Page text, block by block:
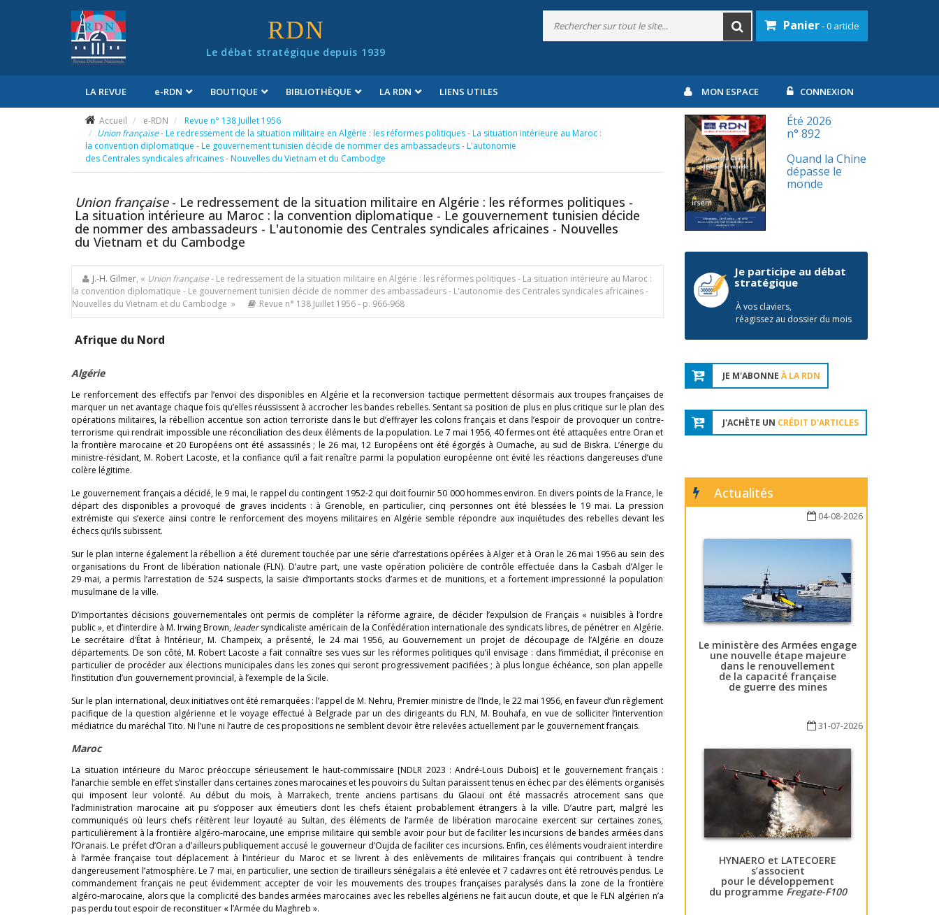
RDN
Le débat stratégique depuis 1939
Panier- 0 article
LA REVUE e-RDN BOUTIQUE BIBLIOTHÈQUE LA RDN LIENS UTILES MON ESPACE CONNEXION
Accueil e-RDN
Revue n° 138 Juillet 1956
Union française- Le redressement de la situation militaire en Algérie : les réformes politiques - La situation intérieure au Maroc :
la convention diplomatique - Le gouvernement tunisien décide de nommer des ambassadeurs - L'autonomie
des Centrales syndicales africaines - Nouvelles du Vietnam et du Cambodge
Union française- Le redressement de la situation militaire en Algérie : les réformes politiques -
La situation intérieure au Maroc : la convention diplomatique - Le gouvernement tunisien décide
de nommer des ambassadeurs - L'autonomie des Centrales syndicales africaines - Nouvelles
du Vietnam et du Cambodge
J.-H. Gilmer, « Union française- Le redressement de la situation militaire en Algérie : les réformes politiques - La situation intérieure au Maroc :
la convention diplomatique - Le gouvernement tunisien décide de nommer des ambassadeurs - L'autonomie des Centrales syndicales africaines -
Nouvelles du Vietnam et du Cambodge »
Revue n° 138 Juillet 1956- p. 966-968
Afrique du Nord
Algérie
Le renforcement des effectifs par l’envoi des disponibles en Algérie et la reconversion tactique permettent désormais aux troupes françaises de
marquer un net avantage chaque fois qu’elles réussissent à accrocher les bandes rebelles. Sentant sa position de plus en plus critique sur le plan des
opérations militaires, la rébellion accentue son action terroriste dans le but d’effrayer les colons français et dans l’espoir de provoquer un contre-
terrorisme qui rendrait impossible une réconciliation des deux éléments de la population. Le 7 mai 1956, 40 fermes ont été attaquées entre Oran et
la frontière marocaine et 20 Européens ont été assassinés ; le 26 mai, 12 Européens ont été égorgés à Oumache, au sud de Biskra. L’énergie du
ministre-résidant, M. Robert Lacoste, et la confiance qu’il a fait renaître parmi la population européenne ont évité les réactions dangereuses d’une
colère légitime.
Le gouvernement français a décidé, le 9 mai, le rappel du contingent 1952-2 qui doit fournir 50 000 hommes environ. En divers points de la France, le
départ des disponibles a provoqué de graves incidents : à Grenoble, en particulier, cinq personnes ont été blessées le 19 mai. La pression
extrémiste qui s’exerce ainsi contre le renforcement des moyens militaires en Algérie semble répondre aux inquiétudes des rebelles devant les
échecs qu’ils subissent.
Sur le plan interne également la rébellion a été durement touchée par une série d’arrestations opérées à Alger et à Oran le 26 mai 1956 au sein des
organisations du Front de libération nationale (FLN). D’autre part, une vaste opération policière de contrôle effectuée dans la Casbah d’Alger le
29 mai, a permis l’arrestation de 524 suspects, la saisie d’importants stocks d’armes et de munitions, et a fortement impressionné la population
musulmane de la ville.
D’importantes décisions gouvernementales ont permis de compléter la réforme agraire, de décider l’expulsion de Français « nuisibles à l’ordre
public », et d’interdire à M. Irwing Brown, leadersyndicaliste américain de la Confédération internationale des syndicats libres, de pénétrer en Algérie.
Le secrétaire d’État à l’Intérieur, M. Champeix, a présenté, le 24 mai 1956, au Gouvernement un projet de découpage de l’Algérie en douze
départements. De son côté, M. Robert Lacoste a fait connaître ses vues sur les réformes politiques qu’il envisage : dans l’immédiat, il préconise en
particulier de procéder aux élections municipales dans les zones qui seront progressivement pacifiées ; à plus longue échéance, son plan appelle
l’institution d’un gouvernement provincial, à l’exemple de la Sicile.
Sur le plan international, deux initiatives ont été remarquées : l’appel de M. Nehru, Premier ministre de l’Inde, le 22 mai 1956, en faveur d’un règlement
pacifique de la question algérienne et le voyage effectué à Belgrade par un des dirigeants du FLN, M. Bouhafa, en vue de solliciter l’intervention
médiatrice du maréchal Tito. Ni l’une ni l’autre de ces propositions ne semblent devoir être relevées actuellement par le gouvernement français.
Maroc
La situation intérieure du Maroc préoccupe sérieusement le haut-commissaire [NDLR 2023 : André-Louis Dubois] et le gouvernement français :
l’anarchie semble en effet s’installer dans certaines zones marocaines et les pouvoirs du Sultan paraissent tenus en échec par des éléments organisés
qui imposent leur volonté. Au début du mois, à Marrakech, trente anciens partisans du Glaoui ont été massacrés atrocement sans que
l’administration marocaine ait pu s’opposer aux émeutiers dont les chefs étaient probablement étrangers à la ville. D’autre part, malgré les
communiqués où leurs chefs réitèrent leur loyauté au Sultan, des éléments de l’armée de libération marocaine exercent sur certaines zones,
particulièrement à la frontière algéro-marocaine, une emprise militaire qui semble avoir pour but de faciliter les incursions de bandes armées dans
l’Oranais. Le préfet d’Oran a d’ailleurs publiquement accusé le gouverneur d’Oujda de faciliter ces incursions. Enfin, ces éléments voudraient interdire
à l’armée française tout déplacement à l’intérieur du Maroc et se livrent à des enlèvements de militaires français qui contribuent à tendre
dangereusement l’atmosphère. Le 7 mai, en particulier, une section de tirailleurs sénégalais a été enlevée et 7 cadavres ont été retrouvés pendus. Le
commandement français ne peut évidemment accepter de voir les mouvements des troupes françaises paralysés dans la zone de la frontière
algéro-marocaine, alors que la complicité des bandes armées marocaines avec les rebelles algériens ne fait aucun doute, et que le FLN algérien n’a
pas perdu tout espoir de reconstituer « l’Armée du Maghreb ».
Été 2026
n° 892
Quand la Chine
dépasse le
monde
Je participe au débat
stratégique
À vos claviers,
réagissez au dossier du mois
JE M'ABONNE À LA RDN
J'ACHÈTE UN CRÉDIT D'ARTICLES
Actualités
04-08-2026
Le ministère des Armées engage
une nouvelle étape majeure
dans le renouvellement
de la capacité française
de guerre des mines
31-07-2026
HYNAERO et LATECOERE
s’associent
pour le développement
du programme Fregate-F100